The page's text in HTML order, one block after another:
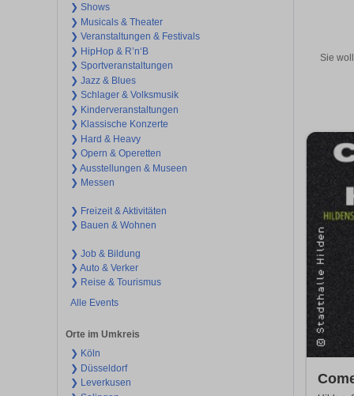
❯ Shows
❯ Musicals & Theater
❯ Veranstaltungen & Festivals
❯ HipHop & R’n‘B
❯ Sportveranstaltungen
❯ Jazz & Blues
❯ Schlager & Volksmusik
❯ Kinderveranstaltungen
❯ Klassische Konzerte
❯ Hard & Heavy
❯ Opern & Operetten
❯ Ausstellungen & Museen
❯ Messen
❯ Freizeit & Aktivitäten
❯ Bauen & Wohnen
❯ Job & Bildung
❯ Auto & Verker
❯ Reise & Tourismus
Alle Events
Orte im Umkreis
❯ Köln
❯ Düsseldorf
❯ Leverkusen
Sie